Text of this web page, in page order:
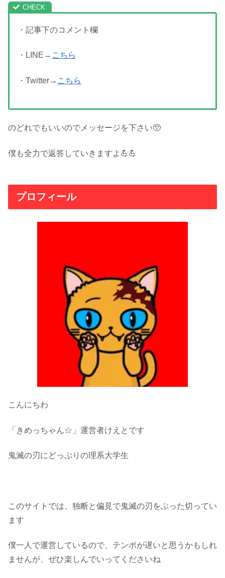
・記事下のコメント欄
・LINE→ こちら
・Twitter→ こちら
のどれでもいいのでメッセージを下さい🥺
僕も全力で返答していきますよ💪💪
プロフィール
こんにちわ
「きめっちゃん☆」運営者けえとです
鬼滅の刃にどっぷりの理系大学生
このサイトでは、独断と偏見で鬼滅の刃をぶった切ってい
ます
僕一人で運営しているので、テンポが遅いと思うかもしれ
ませんが、ぜひ楽しんでいってくださいね